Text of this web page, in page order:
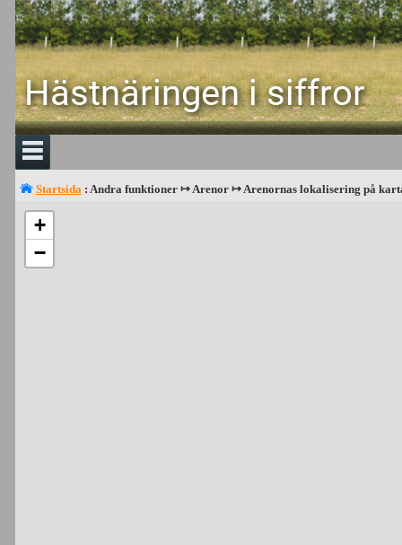
Hästnäringen i siffror
Startsida : Andra funktioner ↦ Arenor ↦ Arenornas lokalisering på
+
−